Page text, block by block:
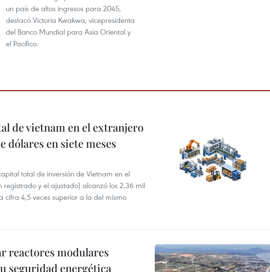
un país de altos ingresos para 2045,
destacó Victoria Kwakwa, vicepresidenta
del Banco Mundial para Asia Oriental y
el Pacífico.
de vietnam en el extranjero
dólares en siete meses
total de inversión de Vietnam en el
y el ajustado) alcanzó los 2,36 mil
cifra 4,5 veces superior a la del mismo
reactores modulares
seguridad energética